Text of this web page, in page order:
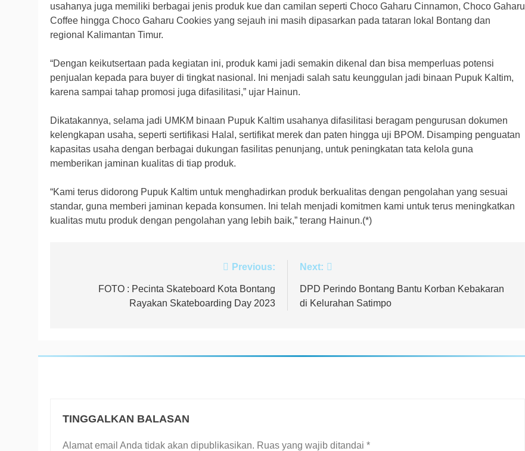
usahanya juga memiliki berbagai jenis produk kue dan camilan seperti Choco Gaharu Cinnamon, Choco Gaharu
Coffee hingga Choco Gaharu Cookies yang sejauh ini masih dipasarkan pada tataran lokal Bontang dan
regional Kalimantan Timur.
“Dengan keikutsertaan pada kegiatan ini, produk kami jadi semakin dikenal dan bisa memperluas potensi
penjualan kepada para buyer di tingkat nasional. Ini menjadi salah satu keunggulan jadi binaan Pupuk Kaltim,
karena sampai tahap promosi juga difasilitasi,” ujar Hainun.
Dikatakannya, selama jadi UMKM binaan Pupuk Kaltim usahanya difasilitasi beragam pengurusan dokumen
kelengkapan usaha, seperti sertifikasi Halal, sertifikat merek dan paten hingga uji BPOM. Disamping penguatan
kapasitas usaha dengan berbagai dukungan fasilitas penunjang, untuk peningkatan tata kelola guna
memberikan jaminan kualitas di tiap produk.
“Kami terus didorong Pupuk Kaltim untuk menghadirkan produk berkualitas dengan pengolahan yang sesuai
standar, guna memberi jaminan kepada konsumen. Ini telah menjadi komitmen kami untuk terus meningkatkan
kualitas mutu produk dengan pengolahan yang lebih baik,” terang Hainun.(*)
Previous:
FOTO : Pecinta Skateboard Kota Bontang
Rayakan Skateboarding Day 2023
Next:
DPD Perindo Bontang Bantu Korban Kebakaran
di Kelurahan Satimpo
TINGGALKAN BALASAN
Alamat email Anda tidak akan dipublikasikan. Ruas yang wajib ditandai *